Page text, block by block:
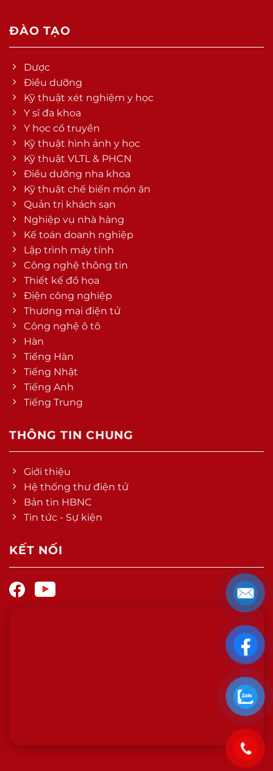
ĐÀO TẠO
Dược
Điều dưỡng
Kỹ thuật xét nghiệm y học
Y sĩ đa khoa
Y học cổ truyền
Kỹ thuật hình ảnh y học
Kỹ thuật VLTL & PHCN
Điều dưỡng nha khoa
Kỹ thuật chế biến món ăn
Quản trị khách sạn
Nghiệp vụ nhà hàng
Kế toán doanh nghiệp
Lập trình máy tính
Công nghệ thông tin
Thiết kế đồ họa
Điện công nghiệp
Thương mại điện tử
Công nghệ ô tô
Hàn
Tiếng Hàn
Tiếng Nhật
Tiếng Anh
Tiếng Trung
THÔNG TIN CHUNG
Giới thiệu
Hệ thống thư điện tử
Bản tin HBNC
Tin tức - Sự kiện
KẾT NỐI